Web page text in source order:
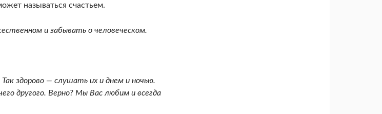
называться счастьем.
и забывать о человеческом.
здорово — слушать их и днем и ночью.
другого. Верно? Мы Вас любим и всегда